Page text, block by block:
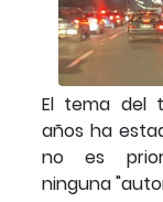
El tema del
años ha
no es
ninguna